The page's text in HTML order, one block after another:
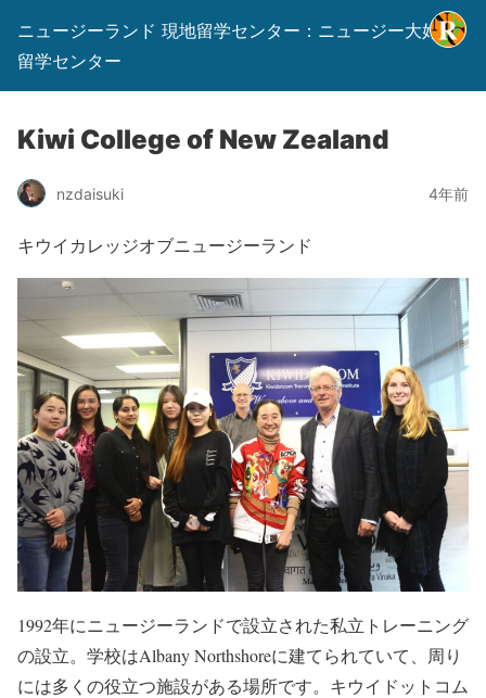
ニュージーランド 現地留学センター：ニュージー大好き
留学センター
Kiwi College of New Zealand
nzdaisuki 4年前
キウイカレッジオブニュージーランド
1992年にニュージーランドで設立された私立トレーニング
の設立。学校はAlbany Northshoreに建てられていて、周り
には多くの役立つ施設がある場所です。キウイドットコム